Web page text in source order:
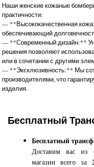
Наши женские кожаные
практичности:
— **Высококачественная
обеспечивающий
— **Современный дизайн:**
решения позволяют
или в сочетании с другими
— **Эксклюзивность:** Мы
производителями, что
изделия.
Бесплатный
Бесплатный
Доставим вас из
магазин всего